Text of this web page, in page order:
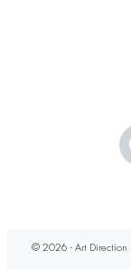
© 2026 - Art Direction